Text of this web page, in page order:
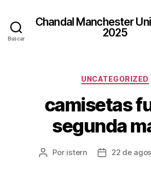
Buscar
Chandal Manchester
2025
UNCATEGORIZED
camisetas
segunda
Autor
Por istern
Fecha
22 de